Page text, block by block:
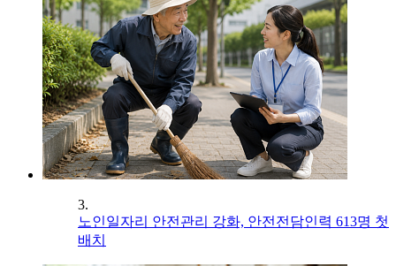
3.
노인일자리 안전관리 강화, 안전전담인력 613명 첫
배치